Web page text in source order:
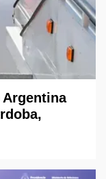
Argentina